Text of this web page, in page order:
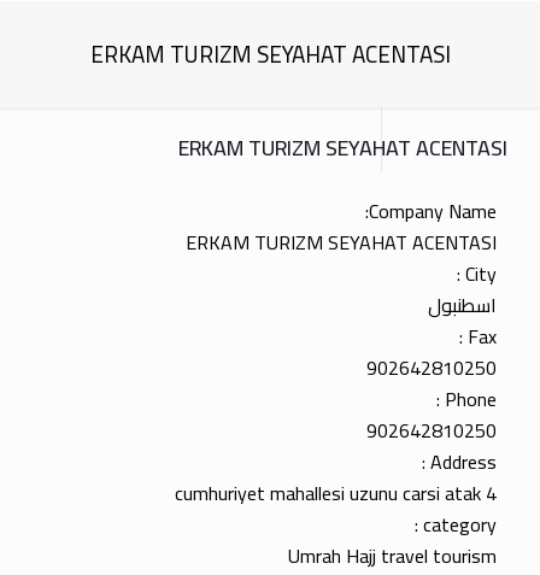
ERKAM TURIZM SEYAHAT ACENTASI
ERKAM TURIZM SEYAHAT ACENTASI
Company Name:
ERKAM TURIZM SEYAHAT ACENTASI
City :
اسطنبول
Fax :
902642810250
Phone :
902642810250
Address :
cumhuriyet mahallesi uzunu carsi atak 4
category :
Umrah Hajj travel tourism